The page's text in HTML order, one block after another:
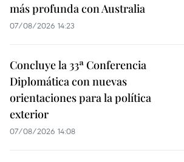
más profunda con Australia
07/08/2026 14:23
Concluye la 33ª Conferencia
Diplomática con nuevas
orientaciones para la política
exterior
07/08/2026 14:08